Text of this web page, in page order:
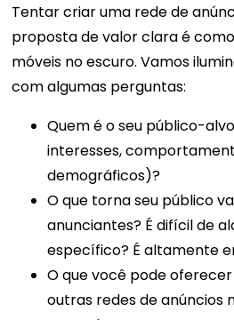
Tentar criar uma rede de
proposta de valor clara é
móveis no escuro. Vamos
com algumas perguntas:
Quem é o seu público-
interesses,
demográficos)?
O que torna seu público
anunciantes? É difícil de
específico? É altamente
O que você pode
outras redes de anúncios